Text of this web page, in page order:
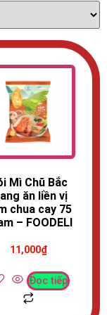
Mì Chũ Bắc
ăn liền vị
chua cay 75
– FOODELI
11,000₫
Đọc tiếp